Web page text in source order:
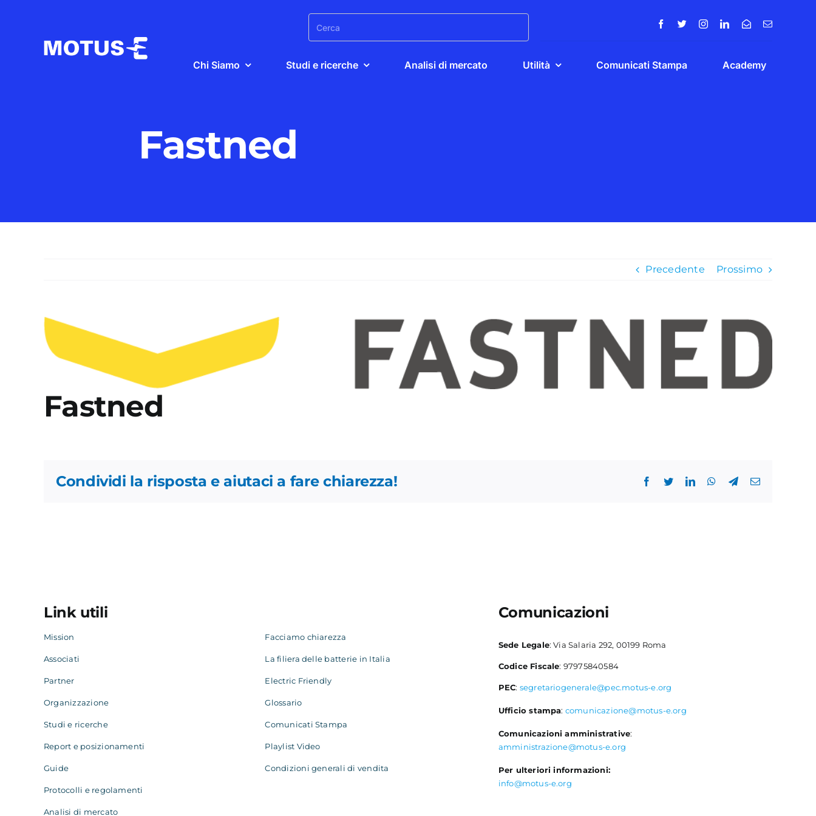
contenuto
Search
for:
Chi Siamo Studi e ricerche Analisi di mercato Utilità Comunicati Stampa Academy
Fastned
Precedente Prossimo
Ingrandisci
immagine
Fastned
Condividi la risposta e aiutaci a fare chiarezza! Facebook
TwitterLinkedInWhatsApp
TelegramEmail
Link utili
Mission
Associati
Partner
Organizzazione
Studi e ricerche
Report e posizionamenti
Guide
Protocolli e regolamenti
Analisi di mercato
Facciamo chiarezza
La filiera delle batterie in Italia
Electric Friendly
Glossario
Comunicati Stampa
Playlist Video
Condizioni generali di vendita
Comunicazioni
Sede Legale: Via Salaria 292, 00199 Roma
Codice Fiscale: 97975840584
PEC: segretariogenerale@pec.motus-e.org
Ufficio stampa: comunicazione@motus-e.org
Comunicazioni amministrative:
amministrazione@motus-e.org
Per ulteriori informazioni:
info@motus-e.org